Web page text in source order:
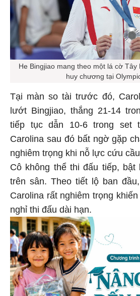
He Bingjiao mang theo một lá cờ Tây
huy chương tại
Tại màn so tài trước đó,
lướt Bingjiao, thắng 21-14
tiếp tục dẫn 10-6 trong set
Carolina sau đó bất ngờ gặp
nghiêm trọng khi nỗ lực cứu cầu.
Cô không thể thi đấu tiếp,
trên sân. Theo tiết lộ ban
Carolina rất nghiêm trọng
nghỉ thi đấu dài hạn.